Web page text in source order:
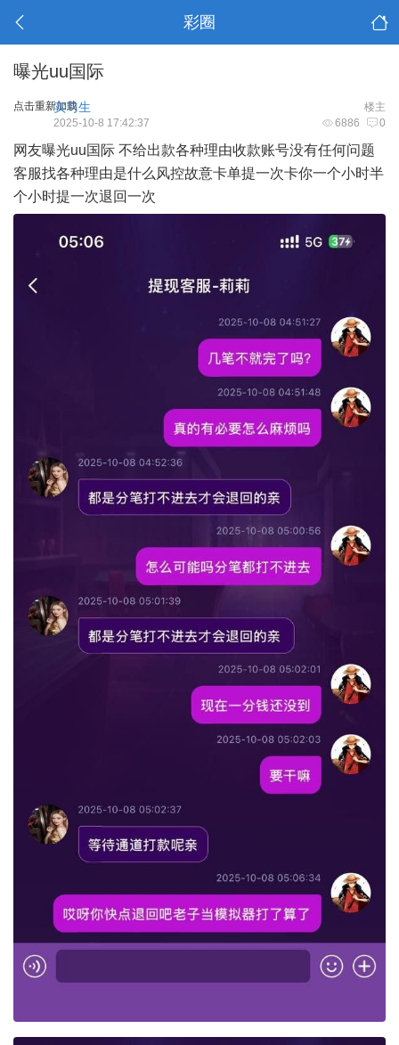
彩圈
曝光uu国际
点击重新加载 楼主
实习生
6886 0
2025-10-8 17:42:37
网友曝光uu国际 不给出款各种理由收款账号没有任何问题
客服找各种理由是什么风控故意卡单提一次卡你一个小时半
个小时提一次退回一次